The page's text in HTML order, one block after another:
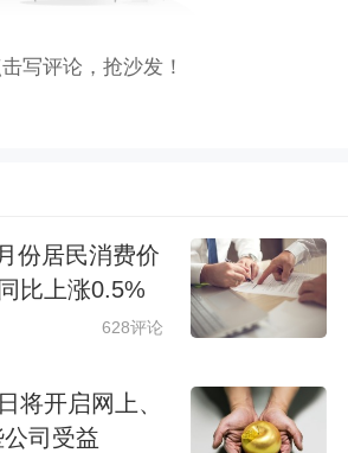
写评论，抢沙发！
份居民消费价
比上涨0.5%
628评论
将开启网上、
司受益